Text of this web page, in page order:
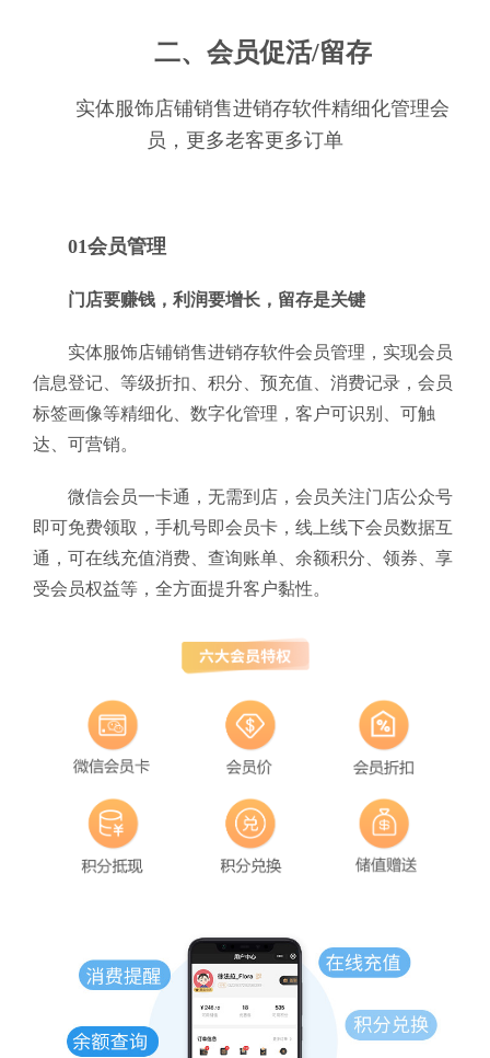
二、会员促活/留存
实体服饰店铺销售进销存软件精细化管理会
员，更多老客更多订单
01会员管理
门店要赚钱，利润要增长，留存是关键
实体服饰店铺销售进销存软件会员管理，实现会员
信息登记、等级折扣、积分、预充值、消费记录，会员
标签画像等精细化、数字化管理，客户可识别、可触
达、可营销。
微信会员一卡通，无需到店，会员关注门店公众号
即可免费领取，手机号即会员卡，线上线下会员数据互
通，可在线充值消费、查询账单、余额积分、领券、享
受会员权益等，全方面提升客户黏性。